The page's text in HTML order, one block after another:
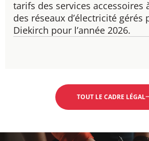
tarifs des services accessoires
des réseaux d’électricité gérés
Diekirch pour l’année 2026.
TOUT LE CADRE LÉGAL